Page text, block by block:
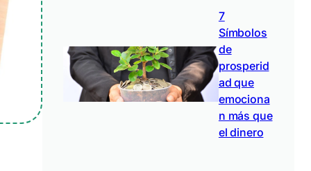
7
Símbolos
de
prosperid
ad que
emociona
n más que
el dinero